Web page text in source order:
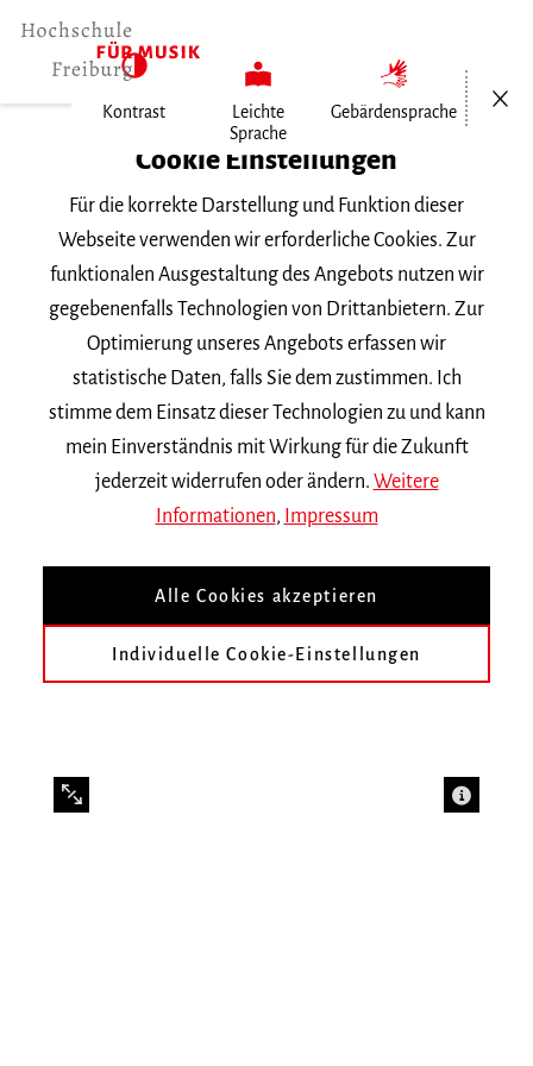
Kontrast
Leichte
Sprache
Gebärdensprache
Veranstaltungen
8. Sinfoniekonzert
Dienstag, 27. Mai 2025, 20 Uhr
Konzerthaus Freiburg, Rolf-Böhme-Saal
FREMDVERANSTALTUNG
8. Sinfoniekonzert
Streiflichter über das Jenseits
Cookie Einstellungen
Für die korrekte Darstellung und Funktion dieser
Webseite verwenden wir erforderliche Cookies. Zur
funktionalen Ausgestaltung des Angebots nutzen wir
gegebenenfalls Technologien von Drittanbietern. Zur
Optimierung unseres Angebots erfassen wir
statistische Daten, falls Sie dem zustimmen. Ich
stimme dem Einsatz dieser Technologien zu und kann
mein Einverständnis mit Wirkung für die Zukunft
jederzeit widerrufen oder ändern. Weitere
Informationen, Impressum
Alle Cookies akzeptieren
Individuelle Cookie-Einstellungen